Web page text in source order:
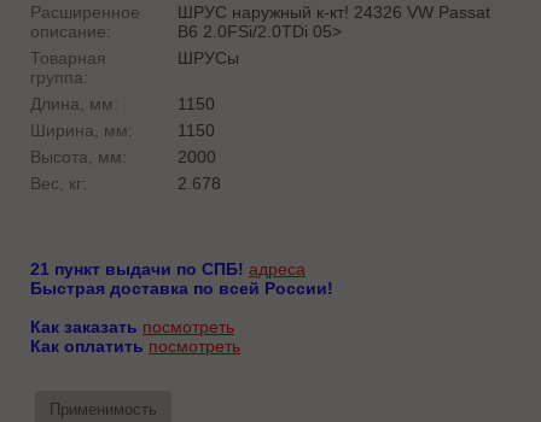
Расширенное
описание:
ШРУС наружный к-кт! 24326 VW Passat
B6 2.0FSi/2.0TDi 05>
Товарная
группа:
ШРУСы
Длина, мм:
1150
Ширина, мм:
1150
Высота, мм:
2000
Вес, кг:
2.678
21 пункт выдачи по СПБ! адреса
Быстрая доставка по всей России!
Как заказать посмотреть
Как оплатить посмотреть
Применимость